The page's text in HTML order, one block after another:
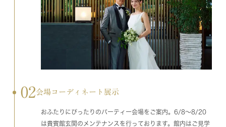
02会場コーディネート展示
おふたりにぴったりのパーティー会場をご案内。6/8～8/20
は貴賓館玄関のメンテナンスを行っております。館内はご見学